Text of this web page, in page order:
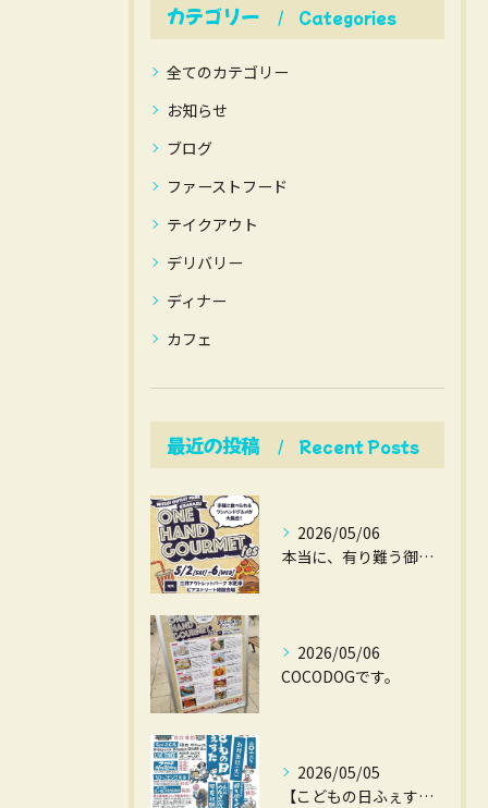
カテゴリー Categories
全てのカテゴリー
お知らせ
ブログ
ファーストフード
テイクアウト
デリバリー
ディナー
カフェ
最近の投稿 Recent Posts
2026/05/06
本当に、有り難う御座いました。
2026/05/06
COCODOGです。
2026/05/05
【こどもの日ふぇすた】